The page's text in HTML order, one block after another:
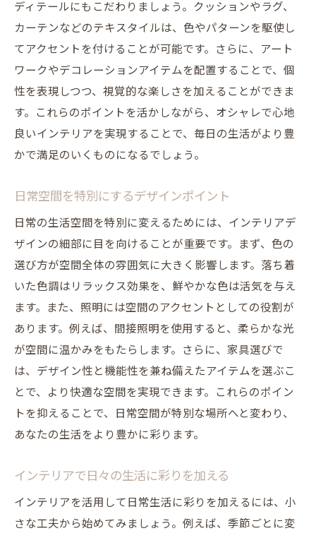
ディテールにもこだわりましょう。クッションやラグ、
カーテンなどのテキスタイルは、色やパターンを駆使し
てアクセントを付けることが可能です。さらに、アート
ワークやデコレーションアイテムを配置することで、個
性を表現しつつ、視覚的な楽しさを加えることができま
す。これらのポイントを活かしながら、オシャレで心地
良いインテリアを実現することで、毎日の生活がより豊
かで満足のいくものになるでしょう。
日常空間を特別にするデザインポイント
日常の生活空間を特別に変えるためには、インテリアデ
ザインの細部に目を向けることが重要です。まず、色の
選び方が空間全体の雰囲気に大きく影響します。落ち着
いた色調はリラックス効果を、鮮やかな色は活気を与え
ます。また、照明には空間のアクセントとしての役割が
あります。例えば、間接照明を使用すると、柔らかな光
が空間に温かみをもたらします。さらに、家具選びで
は、デザイン性と機能性を兼ね備えたアイテムを選ぶこ
とで、より快適な空間を実現できます。これらのポイン
トを抑えることで、日常空間が特別な場所へと変わり、
あなたの生活をより豊かに彩ります。
インテリアで日々の生活に彩りを加える
インテリアを活用して日常生活に彩りを加えるには、小
さな工夫から始めてみましょう。例えば、季節ごとに変